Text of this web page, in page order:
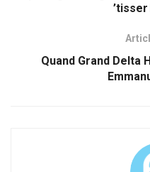
’tisser
Quand Grand Delta